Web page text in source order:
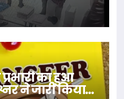
का हुआ
ने जारी किया